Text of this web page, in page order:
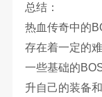
总结：
热血传奇中的
存在着一定的
一些基础的
升自己的装备